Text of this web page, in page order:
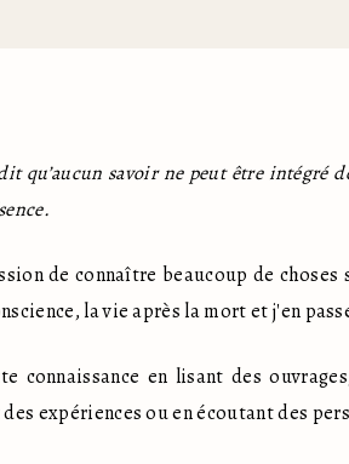
qu’aucun savoir ne peut être intégré
de connaître beaucoup de
la vie après la mort et j'en
connaissance en lisant des
expériences ou en écoutant des